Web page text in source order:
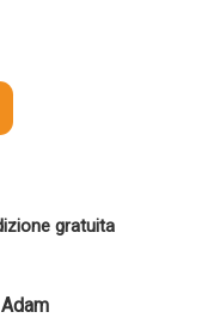
gratuita